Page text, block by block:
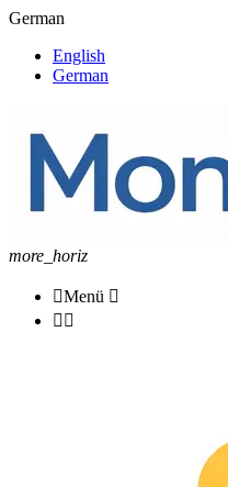
German
English
German
more_horiz
Menü 
 